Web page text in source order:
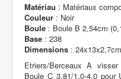
Matériau : Matériaux
Couleur : Noir
Boule : Boule B 2,54cm
Base : 238
Dimensions : 24x13x2,7cm
Etriers/Berceaux A
Boule C 3,81/1,0-4,0 pour